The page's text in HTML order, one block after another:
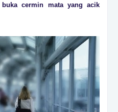
cermin mata yang acik